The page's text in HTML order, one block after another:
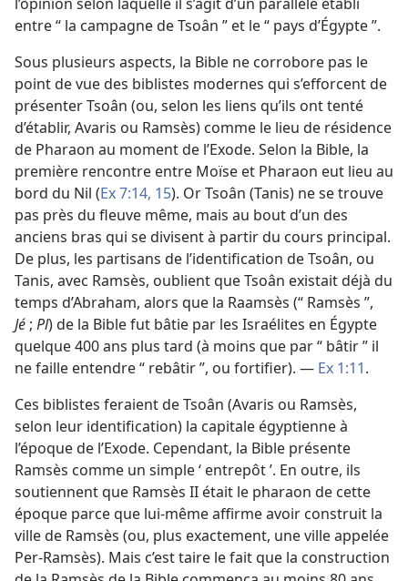
entre “ la campagne de Tsoân ” et le “ pays d’Égypte ”.
Sous plusieurs aspects, la Bible ne corrobore pas le
point de vue des biblistes modernes qui s’efforcent de
présenter Tsoân (ou, selon les liens qu’ils ont tenté
d’établir, Avaris ou Ramsès) comme le lieu de résidence
de Pharaon au moment de l’Exode. Selon la Bible, la
première rencontre entre Moïse et Pharaon eut lieu au
bord du Nil (Ex 7:14, 15). Or Tsoân (Tanis) ne se trouve
pas près du fleuve même, mais au bout d’un des
anciens bras qui se divisent à partir du cours principal.
De plus, les partisans de l’identification de Tsoân, ou
Tanis, avec Ramsès, oublient que Tsoân existait déjà du
temps d’Abraham, alors que la Raamsès (“ Ramsès ”,
Jé ; Pl) de la Bible fut bâtie par les Israélites en Égypte
quelque 400 ans plus tard (à moins que par “ bâtir ” il
ne faille entendre “ rebâtir ”, ou fortifier). — Ex 1:11.
Ces biblistes feraient de Tsoân (Avaris ou Ramsès,
selon leur identification) la capitale égyptienne à
l’époque de l’Exode. Cependant, la Bible présente
Ramsès comme un simple ‘ entrepôt ’. En outre, ils
soutiennent que Ramsès II était le pharaon de cette
époque parce que lui-même affirme avoir construit la
ville de Ramsès (ou, plus exactement, une ville appelée
Per-Ramsès). Mais c’est taire le fait que la construction